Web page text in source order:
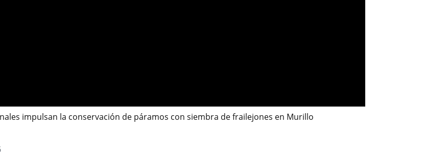
impulsan la conservación de páramos con siembra de frailejones en Murillo